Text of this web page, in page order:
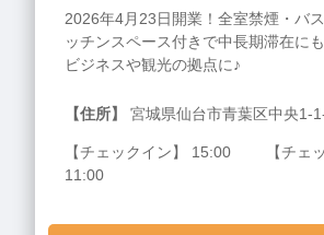
2026年4月23日開業！全室禁煙・バ
ッチンスペース付きで中長期滞在にも
ビジネスや観光の拠点に♪
【住所】 宮城県仙台市青葉区中央
【チェックイン】 15:00 【チェッ
11:00